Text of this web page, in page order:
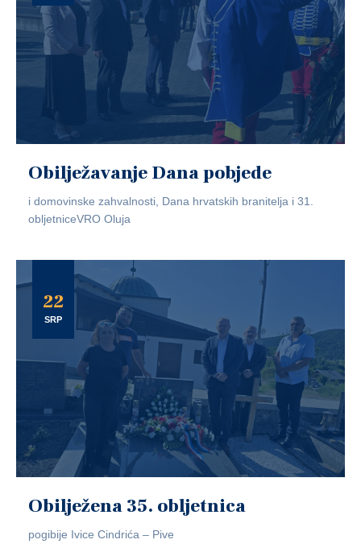
Obilježavanje Dana pobjede
i domovinske zahvalnosti, Dana hrvatskih branitelja i 31.
obljetniceVRO Oluja
22
SRP
Obilježena 35. obljetnica
pogibije Ivice Cindrića – Pive